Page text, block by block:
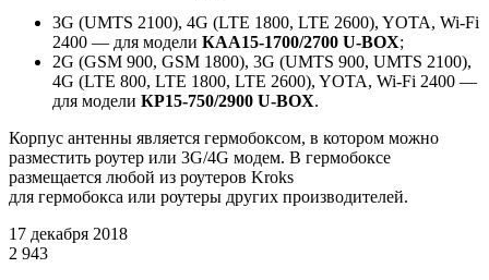
3G (UMTS 2100), 4G (LTE 1800, LTE 2600), YOTA, Wi-Fi
2400 — для модели КАА15-1700/2700 U-BOX;
2G (GSM 900, GSM 1800), 3G (UMTS 900, UMTS 2100),
4G (LTE 800, LTE 1800, LTE 2600), YOTA, Wi-Fi 2400 —
для модели КР15-750/2900 U-BOX.
Корпус антенны является гермобоксом, в котором можно
разместить роутер или 3G/4G модем. В гермобоксе
размещается любой из роутеров Kroks
для гермобокса или роутеры других производителей.
17 декабря 2018
2 943